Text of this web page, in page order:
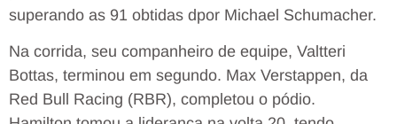
superando as 91 obtidas dpor Michael Schumacher.
Na corrida, seu companheiro de equipe, Valtteri
Bottas, terminou em segundo. Max Verstappen, da
Red Bull Racing (RBR), completou o pódio.